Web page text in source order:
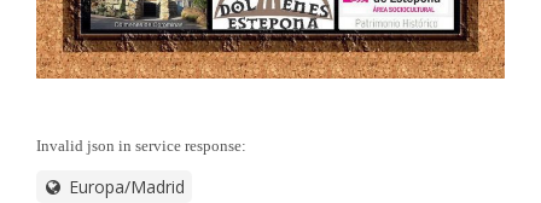
Invalid json in service response:
Europa/Madrid